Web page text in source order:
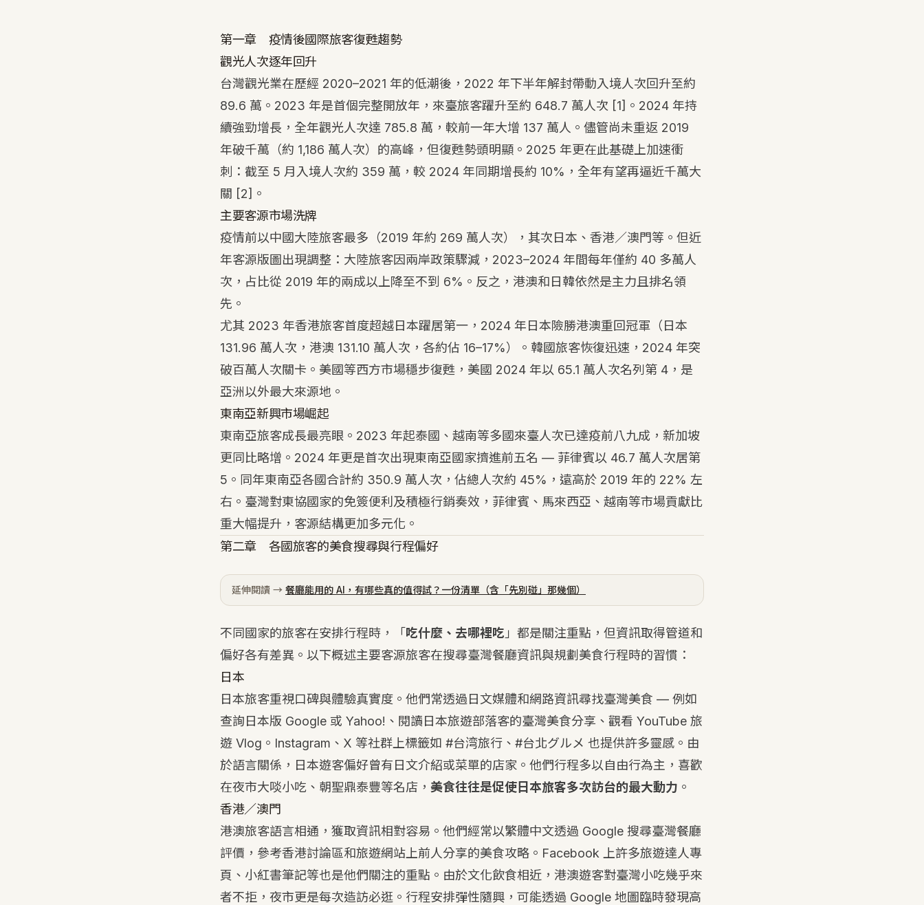
第一章 疫情後國際旅客復甦趨勢
觀光人次逐年回升
台灣觀光業在歷經 2020–2021 年的低潮後，2022 年下半年解封帶動入境人次回升至約
89.6 萬。2023 年是首個完整開放年，來臺旅客躍升至約 648.7 萬人次 [1] 。2024 年持
續強勁增長，全年觀光人次達 785.8 萬，較前一年大增 137 萬人。儘管尚未重返 2019
年破千萬（約 1,186 萬人次）的高峰，但復甦勢頭明顯。2025 年更在此基礎上加速衝
刺：截至 5 月入境人次約 359 萬，較 2024 年同期增長約 10%，全年有望再逼近千萬大
關 [2] 。
主要客源市場洗牌
疫情前以中國大陸旅客最多（2019 年約 269 萬人次），其次日本、香港／澳門等。但近
年客源版圖出現調整：大陸旅客因兩岸政策驟減，2023–2024 年間每年僅約 40 多萬人
次，占比從 2019 年的兩成以上降至不到 6%。反之，港澳和日韓依然是主力且排名領
先。
尤其 2023 年香港旅客首度超越日本躍居第一，2024 年日本險勝港澳重回冠軍（日本
131.96 萬人次，港澳 131.10 萬人次，各約佔 16–17%）。韓國旅客恢復迅速，2024 年突
破百萬人次關卡。美國等西方市場穩步復甦，美國 2024 年以 65.1 萬人次名列第 4，是
亞洲以外最大來源地。
東南亞新興市場崛起
東南亞旅客成長最亮眼。2023 年起泰國、越南等多國來臺人次已達疫前八九成，新加坡
更同比略增。2024 年更是首次出現東南亞國家擠進前五名 — 菲律賓以 46.7 萬人次居第
5。同年東南亞各國合計約 350.9 萬人次，佔總人次約 45%，遠高於 2019 年的 22% 左
右。臺灣對東協國家的免簽便利及積極行銷奏效，菲律賓、馬來西亞、越南等市場貢獻比
重大幅提升，客源結構更加多元化。
第二章 各國旅客的美食搜尋與行程偏好
延伸閱讀 → 餐廳能用的 AI，有哪些真的值得試？一份清單（含「先別碰」那幾個）
不同國家的旅客在安排行程時，「 吃什麼、去哪裡吃 」都是關注重點，但資訊取得管道和
偏好各有差異。以下概述主要客源旅客在搜尋臺灣餐廳資訊與規劃美食行程時的習慣：
日本
日本旅客重視口碑與體驗真實度。他們常透過日文媒體和網路資訊尋找臺灣美食 — 例如
查詢日本版 Google 或 Yahoo!、閱讀日本旅遊部落客的臺灣美食分享、觀看 YouTube 旅
遊 Vlog。Instagram、X 等社群上標籤如 #台湾旅行、#台北グルメ 也提供許多靈感。由
於語言關係，日本遊客偏好曾有日文介紹或菜單的店家。他們行程多以自由行為主，喜歡
在夜市大啖小吃、朝聖鼎泰豐等名店， 美食往往是促使日本旅客多次訪台的最大動力 。
香港／澳門
港澳旅客語言相通，獲取資訊相對容易。他們經常以繁體中文透過 Google 搜尋臺灣餐廳
評價，參考香港討論區和旅遊網站上前人分享的美食攻略。Facebook 上許多旅遊達人專
頁、小紅書筆記等也是他們關注的重點。由於文化飲食相近，港澳遊客對臺灣小吃幾乎來
者不拒，夜市更是每次造訪必逛。行程安排彈性隨興，可能透過 Google 地圖臨時發現高